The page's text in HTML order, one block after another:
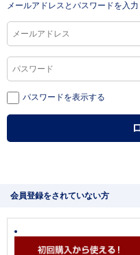
メールアドレスとパスワードを入
パスワードを表示する
会員登録をされていない方